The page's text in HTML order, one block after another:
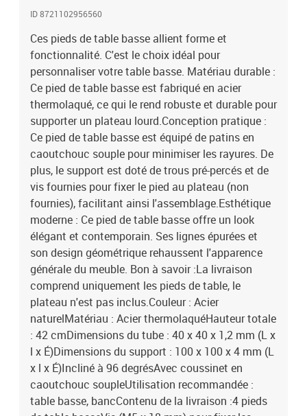
ID 8721102956560
Ces pieds de table basse allient forme et
fonctionnalité. C'est le choix idéal pour
personnaliser votre table basse. Matériau durable :
Ce pied de table basse est fabriqué en acier
thermolaqué, ce qui le rend robuste et durable pour
supporter un plateau lourd.Conception pratique :
Ce pied de table basse est équipé de patins en
caoutchouc souple pour minimiser les rayures. De
plus, le support est doté de trous pré-percés et de
vis fournies pour fixer le pied au plateau (non
fournies), facilitant ainsi l'assemblage.Esthétique
moderne : Ce pied de table basse offre un look
élégant et contemporain. Ses lignes épurées et
son design géométrique rehaussent l'apparence
générale du meuble. Bon à savoir :La livraison
comprend uniquement les pieds de table, le
plateau n'est pas inclus.Couleur : Acier
naturelMatériau : Acier thermolaquéHauteur totale
: 42 cmDimensions du tube : 40 x 40 x 1,2 mm (L x
l x É)Dimensions du support : 100 x 100 x 4 mm (L
x l x É)Incliné à 96 degrésAvec coussinet en
caoutchouc soupleUtilisation recommandée :
table basse, bancContenu de la livraison :4 pieds